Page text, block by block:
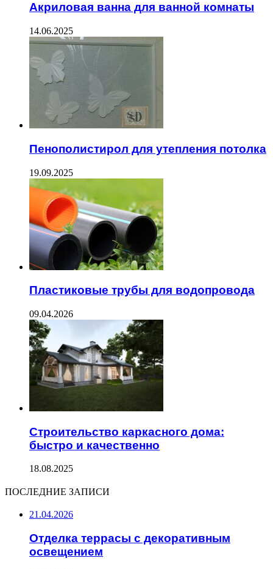
Акриловая ванна для ванной комнаты
14.06.2025
Пенополистирол для утепления потолка
19.09.2025
Пластиковые трубы для водопровода
09.04.2026
Строительство каркасного дома:
быстро и качественно
18.08.2025
ПОСЛЕДНИЕ ЗАПИСИ
21.04.2026
Отделка террасы с декоративным
освещением